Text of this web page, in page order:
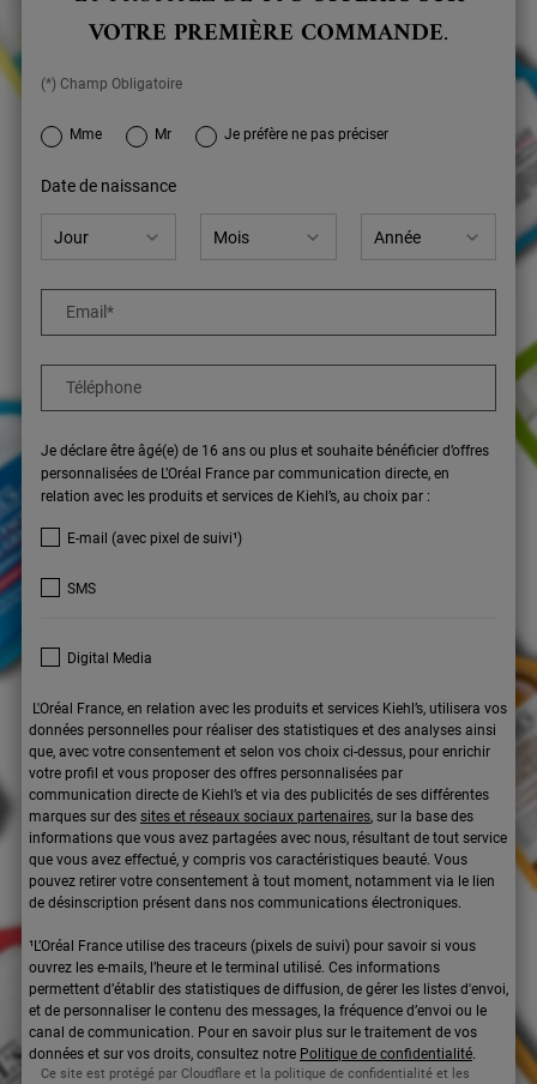
VOTRE PREMIÈRE COMMANDE.
(*) Champ Obligatoire
newslettersignup.title.legend
Mme Mr Je préfère ne pas préciser
Date de naissance
Email*
Téléphone
Je déclare être âgé(e) de 16 ans ou plus et souhaite bénéficier d’offres
personnalisées de L’Oréal France par communication directe, en
relation avec les produits et services de Kiehl’s, au choix par :
E-mail (avec pixel de suivi¹)
SMS
Digital Media
L'Oréal France, en relation avec les produits et services Kiehl’s, utilisera vos
données personnelles pour réaliser des statistiques et des analyses ainsi
que, avec votre consentement et selon vos choix ci-dessus, pour enrichir
votre profil et vous proposer des offres personnalisées par
communication directe de Kiehl’s et via des publicités de ses différentes
marques sur des sites et réseaux sociaux partenaires, sur la base des
informations que vous avez partagées avec nous, résultant de tout service
que vous avez effectué, y compris vos caractéristiques beauté. Vous
pouvez retirer votre consentement à tout moment, notamment via le lien
de désinscription présent dans nos communications électroniques.
¹L’Oréal France utilise des traceurs (pixels de suivi) pour savoir si vous
ouvrez les e-mails, l’heure et le terminal utilisé. Ces informations
permettent d’établir des statistiques de diffusion, de gérer les listes d'envoi,
et de personnaliser le contenu des messages, la fréquence d’envoi ou le
canal de communication. Pour en savoir plus sur le traitement de vos
données et sur vos droits, consultez notre Politique de confidentialité.
Ce site est protégé par Cloudflare et la politique de confidentialité et les